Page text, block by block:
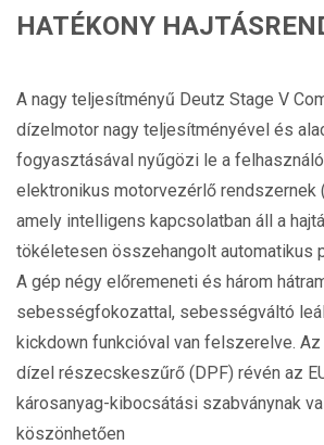
HATÉKONY
A nagy teljesítményű Deutz Stage V
dízelmotor nagy teljesítményével és
fogyasztásával nyűgözi le a
elektronikus motorvezérlő rendszernek
amely intelligens kapcsolatban áll a
tökéletesen összehangolt automatikus
A gép négy előremeneti és három
sebességfokozattal, sebességváltó
kickdown funkcióval van felszerelve. Az
dízel részecskeszűrő (DPF) révén az
károsanyag-kibocsátási szabványnak
köszönhetően